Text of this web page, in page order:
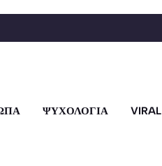
ΨΥΧΟΛΟΓΙΑ VIRAL